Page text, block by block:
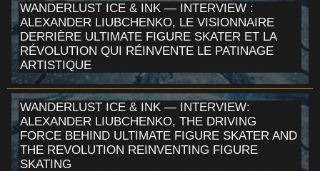
WANDERLUST ICE & INK — INTERVIEW :
ALEXANDER LIUBCHENKO, LE VISIONNAIRE
DERRIÈRE ULTIMATE FIGURE SKATER ET LA
RÉVOLUTION QUI RÉINVENTE LE PATINAGE
ARTISTIQUE
WANDERLUST ICE & INK — INTERVIEW:
ALEXANDER LIUBCHENKO, THE DRIVING
FORCE BEHIND ULTIMATE FIGURE SKATER AND
THE REVOLUTION REINVENTING FIGURE
SKATING